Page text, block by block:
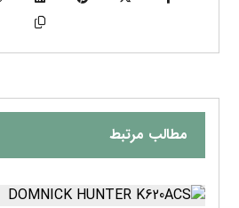
مطالب مرتبط